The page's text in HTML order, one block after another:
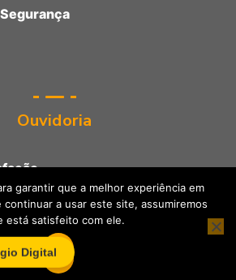
Ouvidoria
de Satisfação
Digital
garantir que a melhor experiência em
continuar a usar este site, assumiremos
está satisfeito com ele.
Ok